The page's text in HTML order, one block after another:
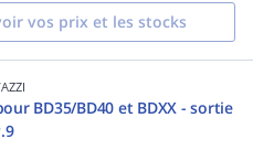
vos prix et les stocks
BD35/BD40 et BDXX - sortie